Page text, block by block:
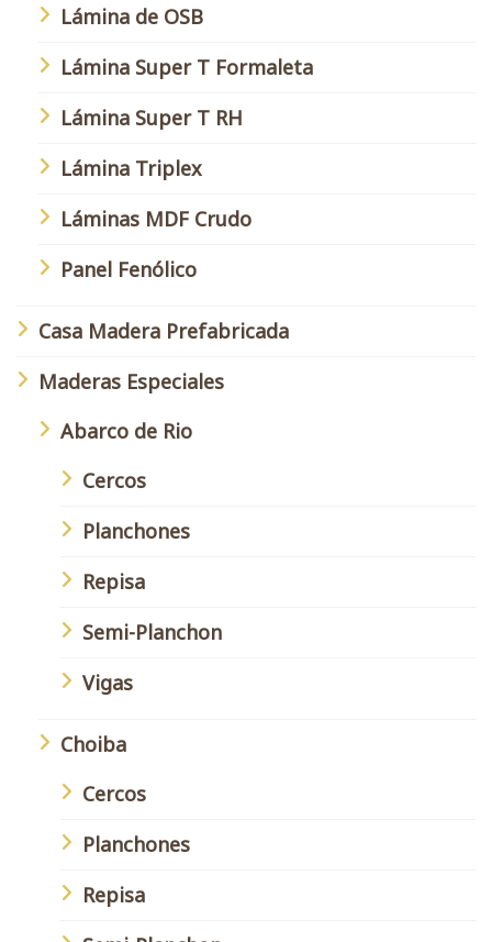
Lámina de OSB
Lámina Super T Formaleta
Lámina Super T RH
Lámina Triplex
Láminas MDF Crudo
Panel Fenólico
Casa Madera Prefabricada
Maderas Especiales
Abarco de Rio
Cercos
Planchones
Repisa
Semi-Planchon
Vigas
Choiba
Cercos
Planchones
Repisa